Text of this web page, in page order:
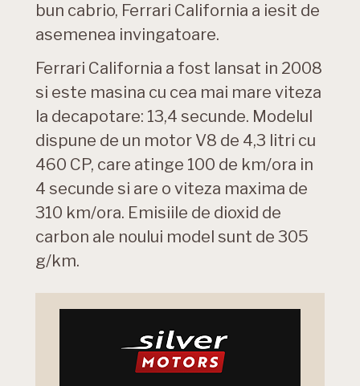
bun cabrio, Ferrari California a iesit de
asemenea invingatoare.
Ferrari California a fost lansat in 2008
si este masina cu cea mai mare viteza
la decapotare: 13,4 secunde. Modelul
dispune de un motor V8 de 4,3 litri cu
460 CP, care atinge 100 de km/ora in
4 secunde si are o viteza maxima de
310 km/ora. Emisiile de dioxid de
carbon ale noului model sunt de 305
g/km.